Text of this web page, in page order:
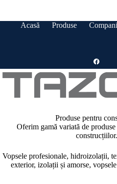
Acasă Produse
Produse pentru
Oferim gamă variată de
construcțiilor.
Vopsele profesionale, hidroizolații,
exterior, izolații și amorse,